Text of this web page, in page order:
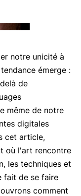
notre unicité à
émerge :
de
même de notre
digitales
cet article,
où l'art rencontre
les techniques et
fait de se faire
comment